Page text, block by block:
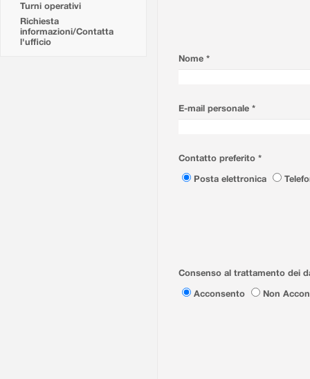
Turni operativi
Richiesta
informazioni/Contatta
l'ufficio
Nome *
E-mail personale *
Contatto preferito *
Posta elettronica
Consenso al trattamento dei
Acconsento
Non